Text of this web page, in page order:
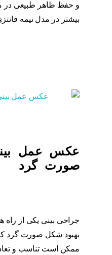
و حفظ ظاهر طبیعی
بیشتر در مدل نیمه
عکس عمل
صورت گرد
جراحی بینی یکی از راه
بهبود شکل صورت گرد
ممکن است تناسب و